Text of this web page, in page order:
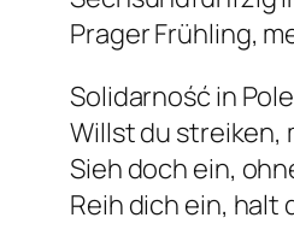
Prager Frühling,
Solidarność in
Willst du streiken,
Sieh doch ein,
Reih dich ein, halt